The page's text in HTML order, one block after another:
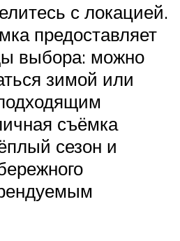
с локацией.
предоставляет
выбора: можно
зимой или
съёмка
сезон и